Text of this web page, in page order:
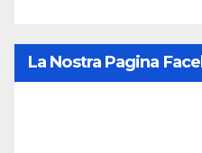
La Nostra Pagina